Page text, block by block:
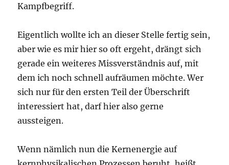
Kampfbegriff.
Eigentlich wollte ich an dieser Stelle fertig sein,
aber wie es mir hier so oft ergeht, drängt sich
gerade ein weiteres Missverständnis auf, mit
dem ich noch schnell aufräumen möchte. Wer
sich nur für den ersten Teil der Überschrift
interessiert hat, darf hier also gerne
aussteigen.
Wenn nämlich nun die Kernenergie auf